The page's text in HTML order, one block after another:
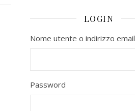
LOGIN
Nome utente o indirizzo email
Password